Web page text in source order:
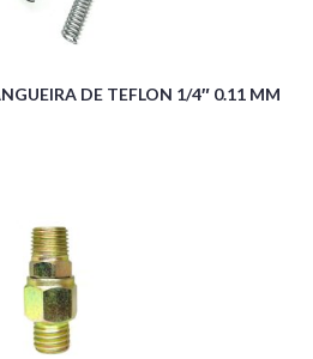
DE TEFLON 1/4″ 0.11 MM